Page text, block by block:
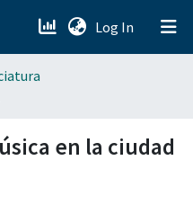
Log In (current)
en la ciudad